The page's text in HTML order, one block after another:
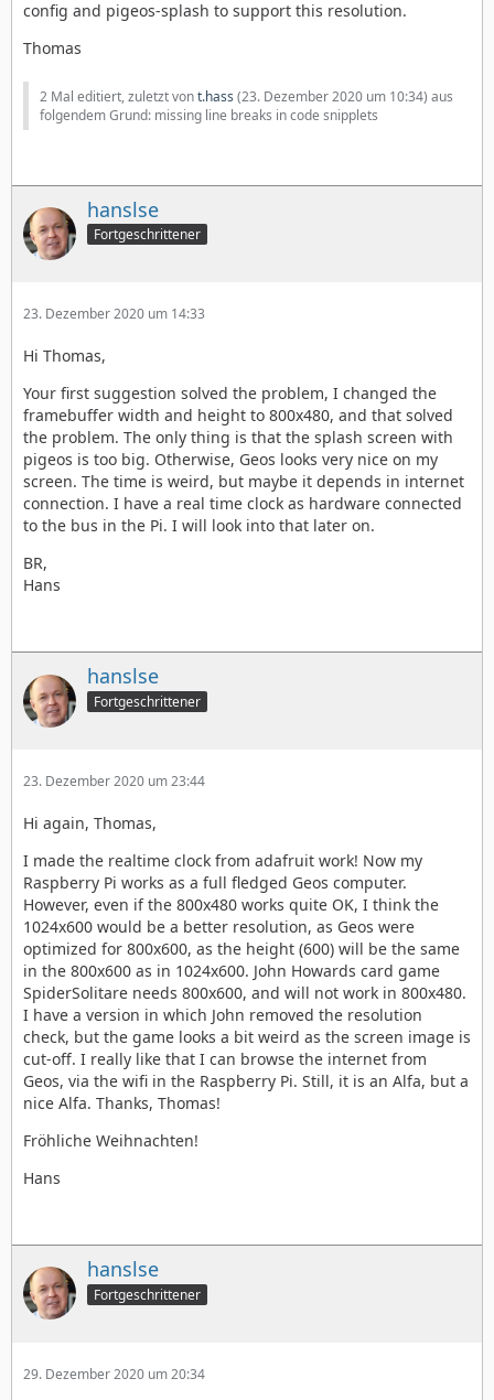
config and pigeos-splash to support this resolution.
Thomas
2 Mal editiert, zuletzt vont.hass (23. Dezember 2020 um 10:34) aus
folgendem Grund: missing line breaks in code snipplets
hanslse
Fortgeschrittener
23. Dezember 2020 um 14:33
Hi Thomas,
Your first suggestion solved the problem, I changed the
framebuffer width and height to 800x480, and that solved
the problem. The only thing is that the splash screen with
pigeos is too big. Otherwise, Geos looks very nice on my
screen. The time is weird, but maybe it depends in internet
connection. I have a real time clock as hardware connected
to the bus in the Pi. I will look into that later on.
BR,
Hans
hanslse
Fortgeschrittener
23. Dezember 2020 um 23:44
Hi again, Thomas,
I made the realtime clock from adafruit work! Now my
Raspberry Pi works as a full fledged Geos computer.
However, even if the 800x480 works quite OK, I think the
1024x600 would be a better resolution, as Geos were
optimized for 800x600, as the height (600) will be the same
in the 800x600 as in 1024x600. John Howards card game
SpiderSolitare needs 800x600, and will not work in 800x480.
I have a version in which John removed the resolution
check, but the game looks a bit weird as the screen image is
cut-off. I really like that I can browse the internet from
Geos, via the wifi in the Raspberry Pi. Still, it is an Alfa, but a
nice Alfa. Thanks, Thomas!
Fröhliche Weihnachten!
Hans
hanslse
Fortgeschrittener
29. Dezember 2020 um 20:34